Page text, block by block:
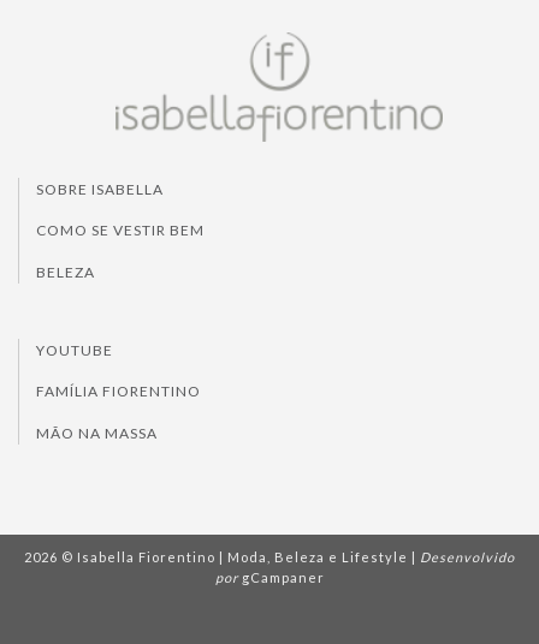
SOBRE ISABELLA
COMO SE VESTIR BEM
BELEZA
YOUTUBE
FAMÍLIA FIORENTINO
MÃO NA MASSA
2026 © Isabella Fiorentino | Moda, Beleza e Lifestyle | Desenvolvido
por gCampaner